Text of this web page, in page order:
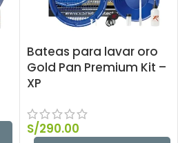
Bateas para lavar oro
Gold Pan Premium Kit –
XP
S/290.00